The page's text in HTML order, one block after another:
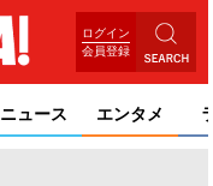
ログイン
会員登録
ニュース エンタメ